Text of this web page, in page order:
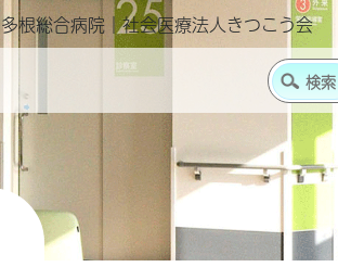
多根総合病院｜社会医療法人きつこう会